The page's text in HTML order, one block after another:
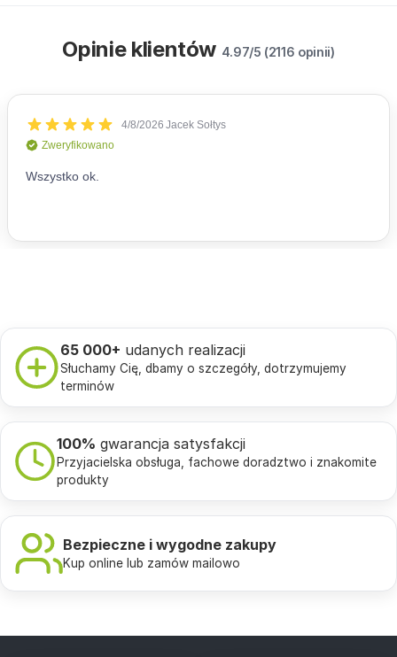
Opinie klientów 4.97/5 (2116 opinii)
65 000+ udanych realizacji
Słuchamy Cię, dbamy o szczegóły, dotrzymujemy
terminów
100% gwarancja satysfakcji
Przyjacielska obsługa, fachowe doradztwo i znakomite
produkty
Bezpieczne i wygodne zakupy
Kup online lub zamów mailowo